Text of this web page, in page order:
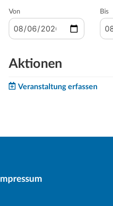
Von Bis
Aktionen
Veranstaltung erfassen
Impressum